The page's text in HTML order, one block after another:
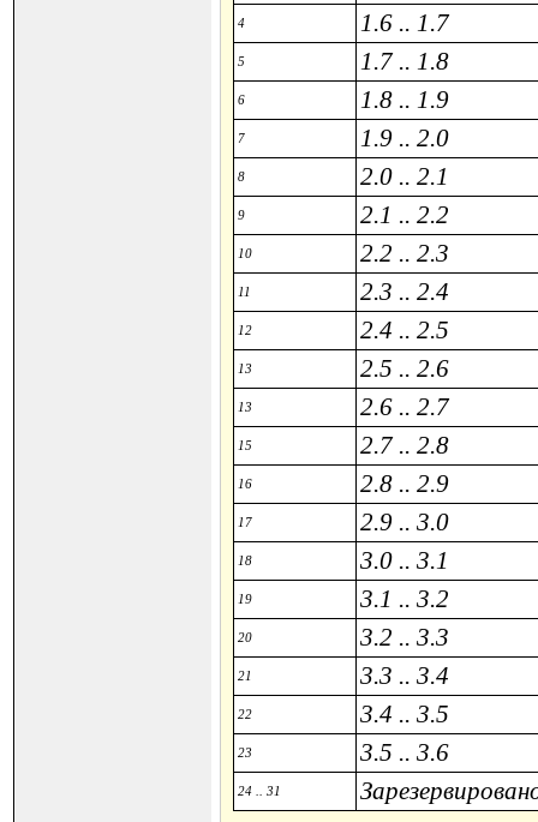
4 1.6 .. 1.7
5 1.7 .. 1.8
6 1.8 .. 1.9
7 1.9 .. 2.0
8 2.0 .. 2.1
9 2.1 .. 2.2
10 2.2 .. 2.3
11 2.3 .. 2.4
12 2.4 .. 2.5
13 2.5 .. 2.6
13 2.6 .. 2.7
15 2.7 .. 2.8
16 2.8 .. 2.9
17 2.9 .. 3.0
18 3.0 .. 3.1
19 3.1 .. 3.2
20 3.2 .. 3.3
21 3.3 .. 3.4
22 3.4 .. 3.5
23 3.5 .. 3.6
24 .. 31